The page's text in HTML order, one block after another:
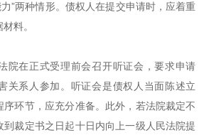
”两种情形。债权人在提交申请时，应着重
料。
院在正式受理前会召开听证会，要求申请
关系人参加。听证会是债权人当面陈述立
序环节，应充分准备。此外，若法院裁定不
到裁定书之日起十日内向上一级人民法院提